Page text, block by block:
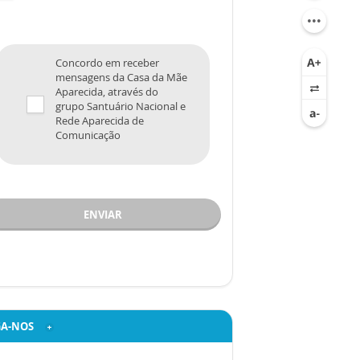
Concordo em receber
mensagens da Casa da Mãe
Aparecida, através do
grupo Santuário Nacional e
Rede Aparecida de
Comunicação
ENVIAR
NOS